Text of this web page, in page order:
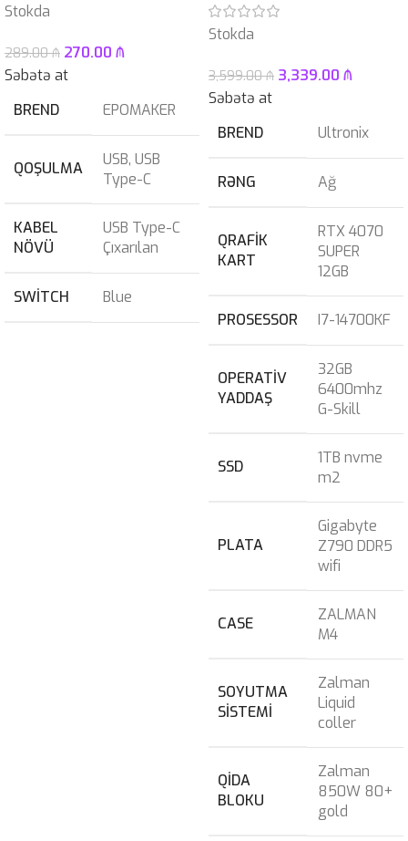
Stokda
289.00₼ 270.00 ₼
Səbətə at
BREND
EPOMAKER
QOŞULMA USB, USB
Type-C
KABEL
NÖVÜ
USB Type-C
Çıxarılan
SWITCH Blue
Stokda
3,599.00₼ 3,339.00 ₼
Səbətə at
BREND
Ultronix
RƏNG Ağ
QRAFIK
KART
RTX 4070
SUPER
12GB
PROSESSOR I7-14700KF
OPERATIV
YADDAŞ
32GB
6400mhz
G-Skill
SSD
1TB nvme
m2
PLATA
Gigabyte
Z790 DDR5
wifi
CASE
ZALMAN
M4
SOYUTMA
SISTEMI
Zalman
Liquid
coller
QIDA
BLOKU
Zalman
850W 80+
gold